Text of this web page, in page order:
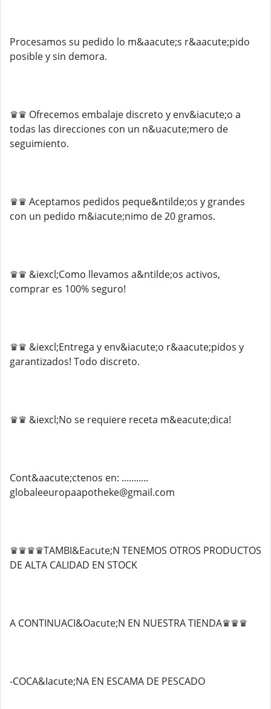
Procesamos su pedido lo m&aacute;s r&aacute;pido
posible y sin demora.
♛♛ Ofrecemos embalaje discreto y env&iacute;o a
todas las direcciones con un n&uacute;mero de
seguimiento.
♛♛ Aceptamos pedidos peque&ntilde;os y grandes
con un pedido m&iacute;nimo de 20 gramos.
♛♛ &iexcl;Como llevamos a&ntilde;os activos,
comprar es 100% seguro!
♛♛ &iexcl;Entrega y env&iacute;o r&aacute;pidos y
garantizados! Todo discreto.
♛♛ &iexcl;No se requiere receta m&eacute;dica!
Cont&aacute;ctenos en: ...........
globaleeuropaapotheke@gmail.com
♛♛♛♛TAMBI&Eacute;N TENEMOS OTROS PRODUCTOS
DE ALTA CALIDAD EN STOCK
A CONTINUACI&Oacute;N EN NUESTRA TIENDA♛♛♛
-COCA&Iacute;NA EN ESCAMA DE PESCADO